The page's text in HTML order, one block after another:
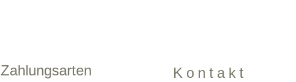
Zahlungsarten Kontakt